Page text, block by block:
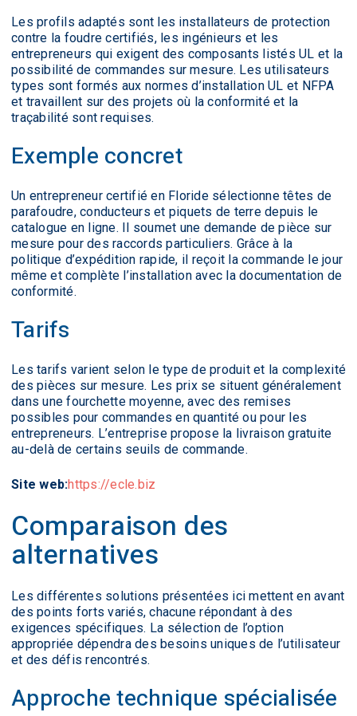
Les profils adaptés sont les installateurs de protection
contre la foudre certifiés, les ingénieurs et les
entrepreneurs qui exigent des composants listés UL et la
possibilité de commandes sur mesure. Les utilisateurs
types sont formés aux normes d’installation UL et NFPA
et travaillent sur des projets où la conformité et la
traçabilité sont requises.
Exemple concret
Un entrepreneur certifié en Floride sélectionne têtes de
parafoudre, conducteurs et piquets de terre depuis le
catalogue en ligne. Il soumet une demande de pièce sur
mesure pour des raccords particuliers. Grâce à la
politique d’expédition rapide, il reçoit la commande le jour
même et complète l’installation avec la documentation de
conformité.
Tarifs
Les tarifs varient selon le type de produit et la complexité
des pièces sur mesure. Les prix se situent généralement
dans une fourchette moyenne, avec des remises
possibles pour commandes en quantité ou pour les
entrepreneurs. L’entreprise propose la livraison gratuite
au-delà de certains seuils de commande.
Site web:https://ecle.biz
Comparaison des
alternatives
Les différentes solutions présentées ici mettent en avant
des points forts variés, chacune répondant à des
exigences spécifiques. La sélection de l’option
appropriée dépendra des besoins uniques de l’utilisateur
et des défis rencontrés.
Approche technique spécialisée